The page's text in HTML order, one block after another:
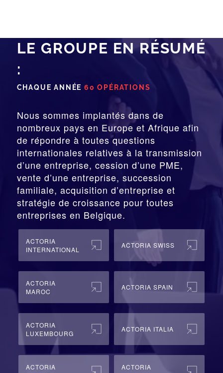
LE GROUPE EN RÉSUMÉ
:
CHAQUE ANNÉE 60 OPÉRATIONS
Nous sommes implantés dans de
nombreux pays en Europe et Afrique afin
de répondre à toutes questions
internationales relatives à la transmission
d’une entreprise, cession d’une PME,
vente d’une entreprise, succession
familiale, acquisition d’entreprise et
stratégie de croissance pour toutes
entreprises en Belgique.
ACTORIA
INTERNATIONAL
ACTORIA SWISS
ACTORIA
MAROC
ACTORIA SPAIN
ACTORIA
LUXEMBOURG
ACTORIA ITALIA
ACTORIA
ACTORIA